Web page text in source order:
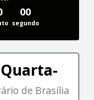
00
segundo
de Brasília